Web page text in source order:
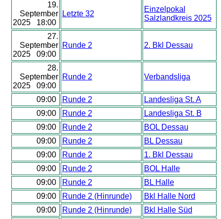
19.
September
2025 18:00
Letzte 32
Einzelpokal
Salzlandkreis 2025
27.
September
2025 09:00
Runde 2 2. Bkl Dessau
28.
September
2025 09:00
Runde 2 Verbandsliga
09:00 Runde 2
Landesliga St. A
09:00
Runde 2
Landesliga St. B
09:00
Runde 2
BOL Dessau
09:00
Runde 2
BL Dessau
09:00
Runde 2
1. Bkl Dessau
09:00
Runde 2
BOL Halle
09:00
Runde 2
BL Halle
09:00
Runde 2 (Hinrunde)
Bkl Halle Nord
09:00
Runde 2 (Hinrunde) Bkl Halle Süd